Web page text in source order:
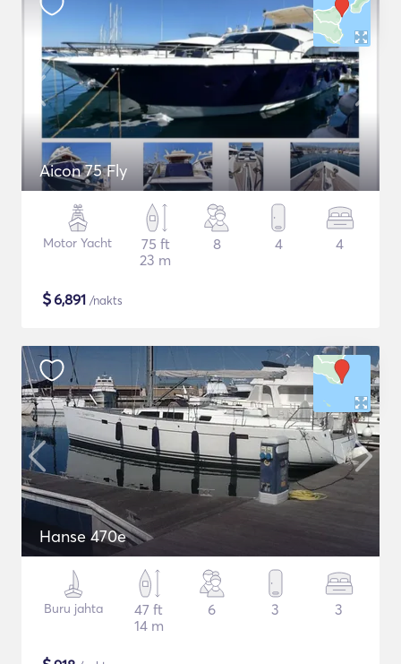
Aicon 75 Fly
Motor Yacht
75 ft
23 m
8 4 4
$6,891 /nakts
Hanse 470e
Buru jahta
47 ft
14 m
6 3 3